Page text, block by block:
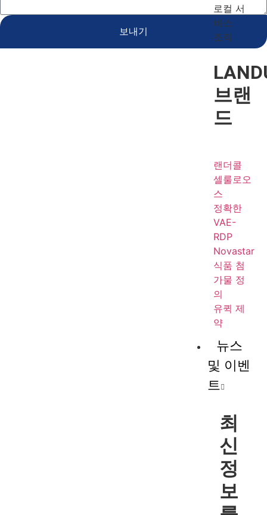
로컬 서
비스
조직
브랜
드
랜더콜
셀룰로오
스
정확한
VAE-
RDP
Novastar
식품 첨
가물 정
의
유퀵 제
약
뉴스
및 이벤
트
최
신
정
보
보내기